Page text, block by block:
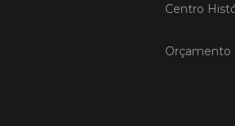
Centro
Orçamento